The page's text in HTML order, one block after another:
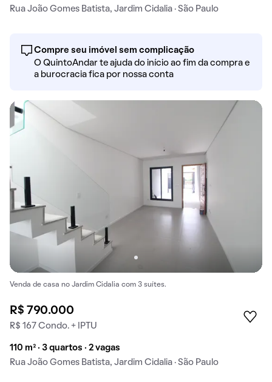
Rua João Gomes Batista, Jardim Cidalia · São Paulo
Compre seu imóvel sem complicação
O QuintoAndar te ajuda do início ao fim da compra e
a burocracia fica por nossa conta
Venda de casa no Jardim Cidalia com 3 suítes.
R$ 790.000
R$ 167 Condo. + IPTU
110 m² · 3 quartos · 2 vagas
Rua João Gomes Batista, Jardim Cidalia · São Paulo